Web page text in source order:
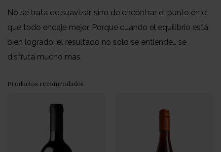
No se trata de suavizar, sino de encontrar el punto en el
que todo encaje mejor. Porque cuando el equilibrio está
bien logrado, el resultado no solo se entiende… se
disfruta mucho más.
Productos recomendados